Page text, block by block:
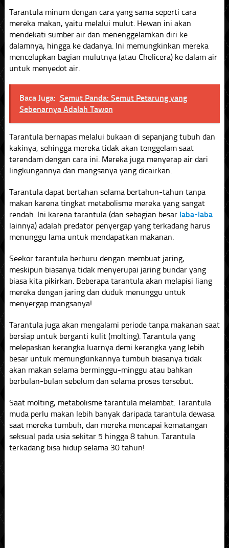
Tarantula minum dengan cara yang sama seperti cara
mereka makan, yaitu melalui mulut. Hewan ini akan
mendekati sumber air dan menenggelamkan diri ke
dalamnya, hingga ke dadanya. Ini memungkinkan mereka
mencelupkan bagian mulutnya (atau Chelicera) ke dalam air
untuk menyedot air.
Baca Juga: Semut Panda: Semut Petarung yang
Sebenarnya Adalah Tawon
Tarantula bernapas melalui bukaan di sepanjang tubuh dan
kakinya, sehingga mereka tidak akan tenggelam saat
terendam dengan cara ini. Mereka juga menyerap air dari
lingkungannya dan mangsanya yang dicairkan.
Tarantula dapat bertahan selama bertahun-tahun tanpa
makan karena tingkat metabolisme mereka yang sangat
rendah. Ini karena tarantula (dan sebagian besar laba-laba
lainnya) adalah predator penyergap yang terkadang harus
menunggu lama untuk mendapatkan makanan.
Seekor tarantula berburu dengan membuat jaring,
meskipun biasanya tidak menyerupai jaring bundar yang
biasa kita pikirkan. Beberapa tarantula akan melapisi liang
mereka dengan jaring dan duduk menunggu untuk
menyergap mangsanya!
Tarantula juga akan mengalami periode tanpa makanan saat
bersiap untuk berganti kulit (molting). Tarantula yang
melepaskan kerangka luarnya demi kerangka yang lebih
besar untuk memungkinkannya tumbuh biasanya tidak
akan makan selama berminggu-minggu atau bahkan
berbulan-bulan sebelum dan selama proses tersebut.
Saat molting, metabolisme tarantula melambat. Tarantula
muda perlu makan lebih banyak daripada tarantula dewasa
saat mereka tumbuh, dan mereka mencapai kematangan
seksual pada usia sekitar 5 hingga 8 tahun. Tarantula
terkadang bisa hidup selama 30 tahun!